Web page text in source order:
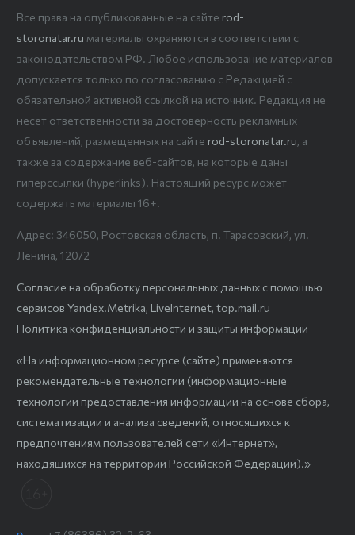
Все права на опубликованные на сайте rod-
storonatar.ru материалы охраняются в соответствии с
законодательством РФ. Любое использование материалов
допускается только по согласованию с Редакцией с
обязательной активной ссылкой на источник. Редакция не
несет ответственности за достоверность рекламных
объявлений, размещенных на сайте rod-storonatar.ru, а
также за содержание веб-сайтов, на которые даны
гиперссылки (hyperlinks). Настоящий ресурс может
содержать материалы 16+.
Адрес: 346050, Ростовская область, п. Тарасовский, ул.
Ленина, 120/2
Согласие на обработку персональных данных с помощью
сервисов Yandex.Metrika, LiveInternet, top.mail.ru
Политика конфиденциальности и защиты информации
«На информационном ресурсе (сайте) применяются
рекомендательные технологии (информационные
технологии предоставления информации на основе сбора,
систематизации и анализа сведений, относящихся к
предпочтениям пользователей сети «Интернет»,
находящихся на территории Российской Федерации).»